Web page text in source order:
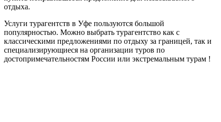
отдыха.
Услуги турагентств в Уфе пользуются большой
популярностью. Можно выбрать турагентство как с
классическими предложениями по отдыху за границей, так и
специализирующиеся на организации туров по
достопримечательностям России или экстремальным турам !